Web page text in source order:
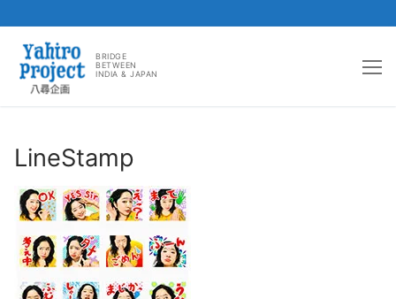
BRIDGE
BETWEEN
INDIA & JAPAN
LineStamp